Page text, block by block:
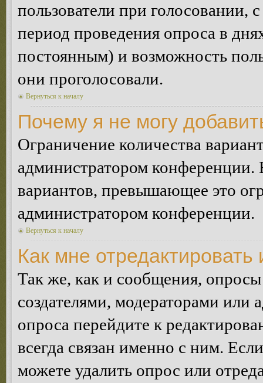
пользователи при
период проведения опроса в
постоянным) и возможность
они проголосовали.
Вернуться к началу
Почему я не могу
Ограничение количества
администратором конференции.
вариантов, превышающее это
администратором конференции.
Вернуться к началу
Как мне
Так же, как и сообщения, опросы
создателями, модераторами или
опроса перейдите к
всегда связан именно с ним.
можете удалить опрос или